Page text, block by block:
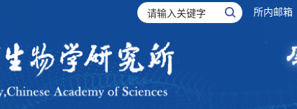
所内邮箱